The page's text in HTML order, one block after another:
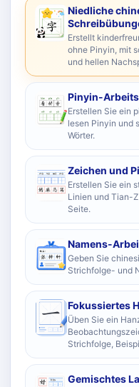
Niedliche
Erstellt
ohne Pinyin, mit
und hellen
Pinyin-
Erstellen Sie ein
lesen Pinyin und
Wörter.
Zeichen und
Erstellen Sie ein
Linien und Tian-
Seite.
Namens-
Geben Sie
Strichfolge- und
Fokussiertes
Üben Sie ein
Strichfolge,
Gemischtes